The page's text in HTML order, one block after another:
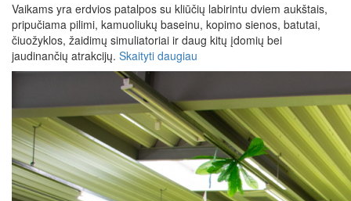
Vaikams yra erdvios patalpos su kliūčių labirintu dviem aukštais,
pripučiama pilimi, kamuoliukų baseinu, kopimo sienos, batutai,
čiuožyklos, žaidimų simuliatoriai ir daug kitų įdomių bei
jaudinančių atrakcijų. Skaityti daugiau